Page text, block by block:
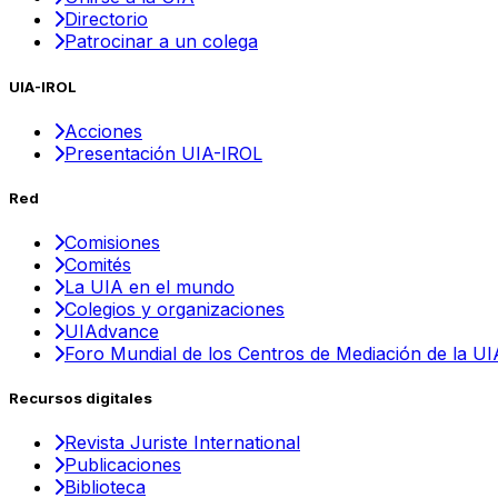
Directorio
Patrocinar a un colega
UIA-IROL
Acciones
Presentación UIA-IROL
Red
Comisiones
Comités
La UIA en el mundo
Colegios y organizaciones
UIAdvance
Foro Mundial de los Centros de Mediación de la
Recursos digitales
Revista Juriste International
Publicaciones
Biblioteca